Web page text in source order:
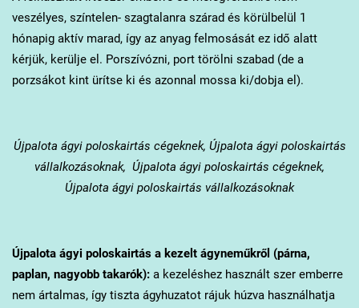
veszélyes, színtelen- szagtalanra szárad és körülbelül 1
hónapig aktív marad, így az anyag felmosását ez idő alatt
kérjük, kerülje el. Porszívózni, port törölni szabad (de a
porzsákot kint ürítse ki és azonnal mossa ki/dobja el).
Újpalota ágyi poloskairtás cégeknek, Újpalota ágyi poloskairtás
vállalkozásoknak, Újpalota ágyi poloskairtás cégeknek,
Újpalota ágyi poloskairtás vállalkozásoknak
Újpalotaágyi poloskairtás a kezelt ágyneműkről (párna,
paplan, nagyobb takarók):a kezeléshez használt szer emberre
nem ártalmas, így tiszta ágyhuzatot rájuk húzva használhatja